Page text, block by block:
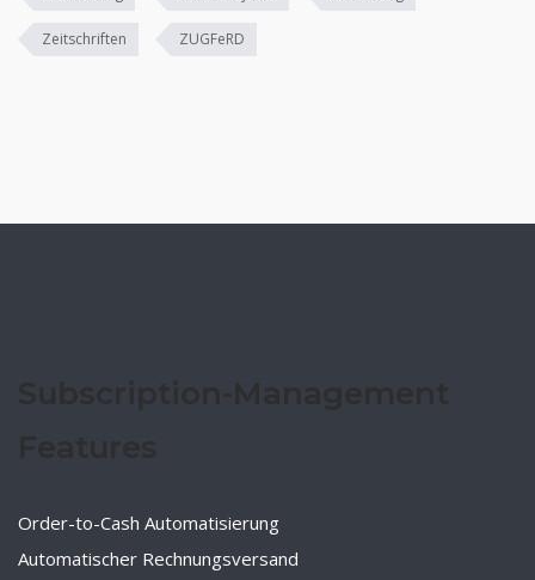
Zeitschriften ZUGFeRD
Order-to-Cash Automatisierung
Automatischer Rechnungsversand